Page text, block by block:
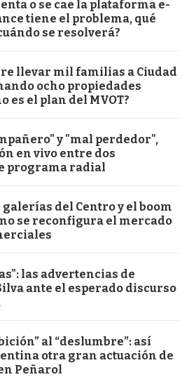
o se cae la plataforma e-
tiene el problema, qué
se resolverá?
llevar mil familias a Ciudad
ocho propiedades
es el plan del MVOT?
y "mal perdedor",
en vivo entre dos
programa radial
galerías del Centro y el boom
se reconfigura el mercado
las advertencias de
ante el esperado discurso
al “deslumbre”: así
otra gran actuación de
Peñarol